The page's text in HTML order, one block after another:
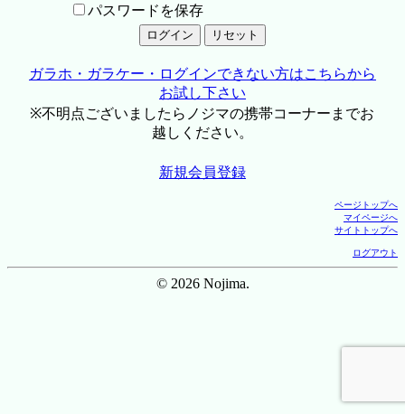
パスワードを保存
ガラホ・ガラケー・ログインできない方はこちらから
お試し下さい
※不明点ございましたらノジマの携帯コーナーまでお
越しください。
新規会員登録
ページトップへ
マイページへ
サイトトップへ
ログアウト
© 2026 Nojima.